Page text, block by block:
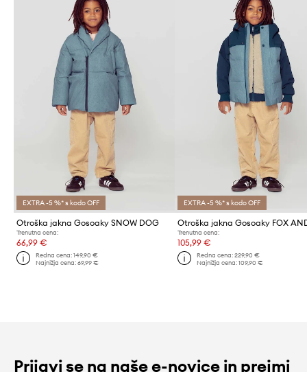
EXTRA -5 %* s kodo OFF
Otroška jakna Gosoaky SNOW DOG
Trenutna cena:
66,99 €
Redna cena:149,90 €
Najnižja cena:69,99 €
EXTRA -5 %* s kodo OFF
Trenutna cena:
105,99 €
Redna cena: 229,90 €
Najnižja cena: 109,90 €
Prijavi se na naše e-novice in prejmi